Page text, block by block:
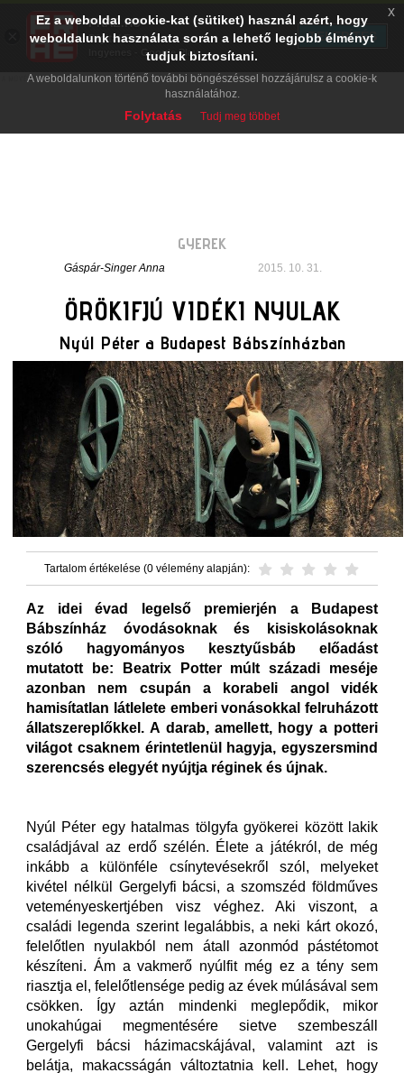
GYEREK
Gáspár-Singer Anna 2015. 10. 31.
ÖRÖKIFJÚ VIDÉKI NYULAK
Nyúl Péter a Budapest Bábszínházban
Tartalom értékelése (0 vélemény alapján):
Az idei évad legelső premierjén a Budapest
Bábszínház óvodásoknak és kisiskolásoknak
szóló hagyományos kesztyűsbáb előadást
mutatott be: Beatrix Potter múlt századi meséje
azonban nem csupán a korabeli angol vidék
hamisítatlan látlelete emberi vonásokkal felruházott
állatszereplőkkel. A darab, amellett, hogy a potteri
világot csaknem érintetlenül hagyja, egyszersmind
szerencsés elegyét nyújtja réginek és újnak.
Nyúl Péter egy hatalmas tölgyfa gyökerei között lakik
családjával az erdő szélén. Élete a játékról, de még
inkább a különféle csínytevésekről szól, melyeket
kivétel nélkül Gergelyfi bácsi, a szomszéd földműves
veteményeskertjében visz véghez. Aki viszont, a
családi legenda szerint legalábbis, a neki kárt okozó,
felelőtlen nyulakból nem átall azonmód pástétomot
készíteni. Ám a vakmerő nyúlfit még ez a tény sem
riasztja el, felelőtlensége pedig az évek múlásával sem
csökken. Így aztán mindenki meglepődik, mikor
unokahúgai megmentésére sietve szembeszáll
Gergelyfi bácsi házimacskájával, valamint azt is
belátja, makacsságán változtatnia kell. Lehet, hogy
Ez a weboldal cookie-kat (sütiket) használ azért, hogy
weboldalunk használata során a lehető legjobb élményt
tudjuk biztosítani.
A weboldalunkon történő további böngészéssel hozzájárulsz a cookie-k
használatához.
Folytatás Tudj meg többet
x
PRAE.HU
Digital Evolution
Ingyenes - Google Play
TELEPÍTÉS